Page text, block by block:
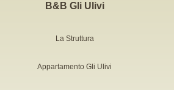
B&B Gli Ulivi
La Struttura
Appartamento Gli Ulivi